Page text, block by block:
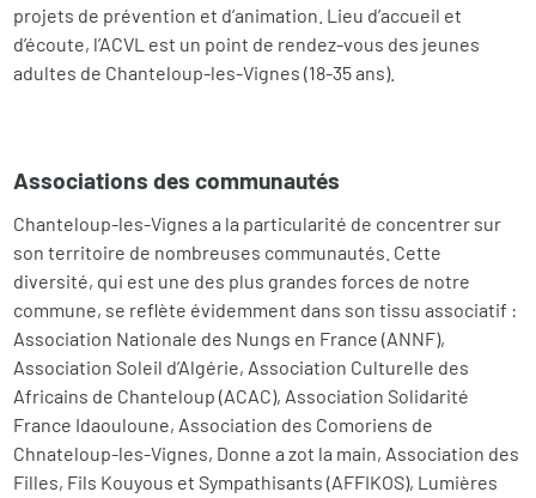
projets de prévention et d’animation. Lieu d’accueil et
d’écoute, l’ACVL est un point de rendez-vous des jeunes
adultes de Chanteloup-les-Vignes (18-35 ans).
Associations des communautés
Chanteloup-les-Vignes a la particularité de concentrer sur
son territoire de nombreuses communautés. Cette
diversité, qui est une des plus grandes forces de notre
commune, se reflète évidemment dans son tissu associatif :
Association Nationale des Nungs en France (ANNF),
Association Soleil d’Algérie, Association Culturelle des
Africains de Chanteloup (ACAC), Association Solidarité
France Idaouloune, Association des Comoriens de
Chnateloup-les-Vignes, Donne a zot la main, Association des
Filles, Fils Kouyous et Sympathisants (AFFIKOS), Lumières